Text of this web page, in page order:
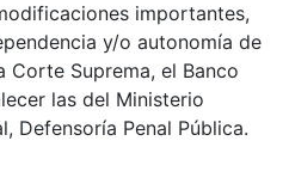
importantes,
y/o autonomía de
Corte Suprema, el Banco
las del Ministerio
Defensoría Penal Pública.